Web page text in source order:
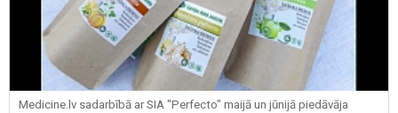
Medicine.lv sadarbībā ar SIA "Perfecto" maijā un jūnijā piedāvāja